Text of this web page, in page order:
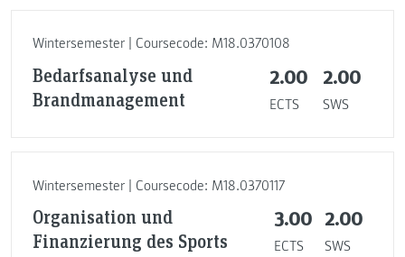
Wintersemester | Coursecode: M18.0370108
Bedarfsanalyse und
Brandmanagement
2.00
ECTS
2.00
SWS
Wintersemester | Coursecode: M18.0370117
Organisation und
Finanzierung des Sports
3.00
ECTS
2.00
SWS